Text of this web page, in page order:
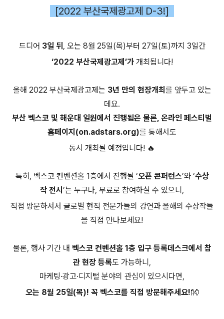
[2022 부산국제광고제 D-3!]
드디어 3일 뒤 , 오는 8월 25일(목)부터 27일(토)까지 3일간
‘2022 부산국제광고제’가개최됩니다!
올해 2022 부산국제광고제는 3년 만의 현장개최 를 앞두고 있는
데요.
부산 벡스코 및 해운대 일원에서 진행됨은 물론, 온라인 페스티벌
홈페이지(on.adstars.org)를 통해서도
동시 개최될 예정입니다! 🔥
특히, 벡스코 컨벤션홀 1층에서 진행될 ‘오픈 콘퍼런스’와 ‘수상
작 전시 ’는 누구나, 무료로 참여하실 수 있으니,
직접 방문하셔서 글로벌 현직 전문가들의 강연과 올해의 수상작들
을 직접 만나보세요!
물론, 행사 기간 내 벡스코 컨벤션홀 1층 입구 등록데스크에서 참
관 현장 등록도 가능하니,
마케팅·광고·디지털 분야의 관심이 있으시다면,
오는 8월 25일(목)! 꼭 벡스코를 직접 방문해주세요!👐